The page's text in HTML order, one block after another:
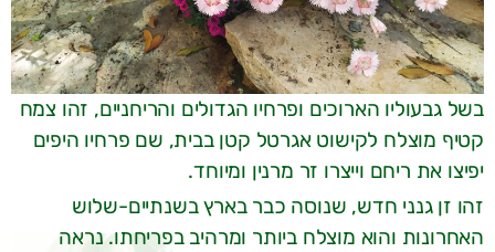
בשל גבעוליו הארוכים ופרחיו הגדולים והריחניים, זהו צמח
קטיף מוצלח לקישוט אגרטל קטן בבית, שם פרחיו היפים
יפיצו את ריחם וייצרו זר מרנין ומיוחד.
זהו זן גנני חדש, שנוסה כבר בארץ בשנתיים-שלוש
האחרונות והוא מוצלח ביותר ומרהיב בפריחתו. נראה